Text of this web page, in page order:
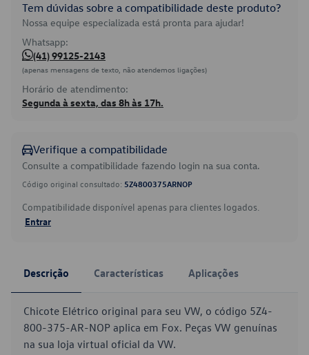
Tem dúvidas sobre a compatibilidade deste produto?
Nossa equipe especializada está pronta para ajudar!
Whatsapp:
(41) 99125-2143
(apenas mensagens de texto, não atendemos ligações)
Horário de atendimento:
Segunda à sexta, das 8h às 17h.
Verifique a compatibilidade
Consulte a compatibilidade fazendo login na sua conta.
Código original consultado: 5Z4800375ARNOP
Compatibilidade disponível apenas para clientes logados.
Entrar
Descrição Características Aplicações
Chicote Elétrico original para seu VW, o código 5Z4-
800-375-AR-NOP aplica em Fox. Peças VW genuínas
na sua loja virtual oficial da VW.